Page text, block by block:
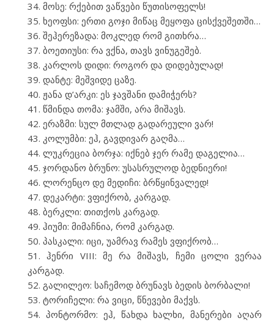
მოსე: რქებით ვაწვები წუთისოფელს!
ხეოფსი: ერთი გოჯი მიწაც მეყოფა ცისქვეშეთში…
შეჰერეზადა: მოკლედ რომ გითხრა…
ბოეთიუსი: რა ვქნა, თავს ვინუგეშებ.
კარლოს დიდი: როგორ და დიდებულად!
დანტე: მეშვიდე ცაზე.
ჟანა დ’არკი: ეს ჯავშანი დამიჭერს?
წმინდა თომა: ჯამში, არა მიშავს.
ერაზმი: სულ მთლად გადარეული ვარ!
კოლუმბი: ეჰ, გავდივარ გაღმა…
ლუკრეცია ბორჯა: იქნებ ჯერ რამე დაგელია…
ჯორდანო ბრუნო: უსასრულოდ ბედნიერი!
ლორენცო დე მედიჩი: ბრწყინვალედ!
დეკარტი: ვფიქრობ, კარგად.
ბერკლი: თითქოს კარგად.
ჰიუმი: მიმაჩნია, რომ კარგად.
პასკალი: იცი, უამრავ რამეს ვფიქრობ…
ჰენრი VIII: მე რა მიშავს, ჩემი ცოლი ვერაა
კარგად.
გალილეო: საჩემოდ ბრუნავს ბედის ბორბალი!
ტორიჩელი: რა ვიცი, წნევები მაქვს.
პონტორმო: ეჰ, წახდა ხალხი, მანერები აღარ